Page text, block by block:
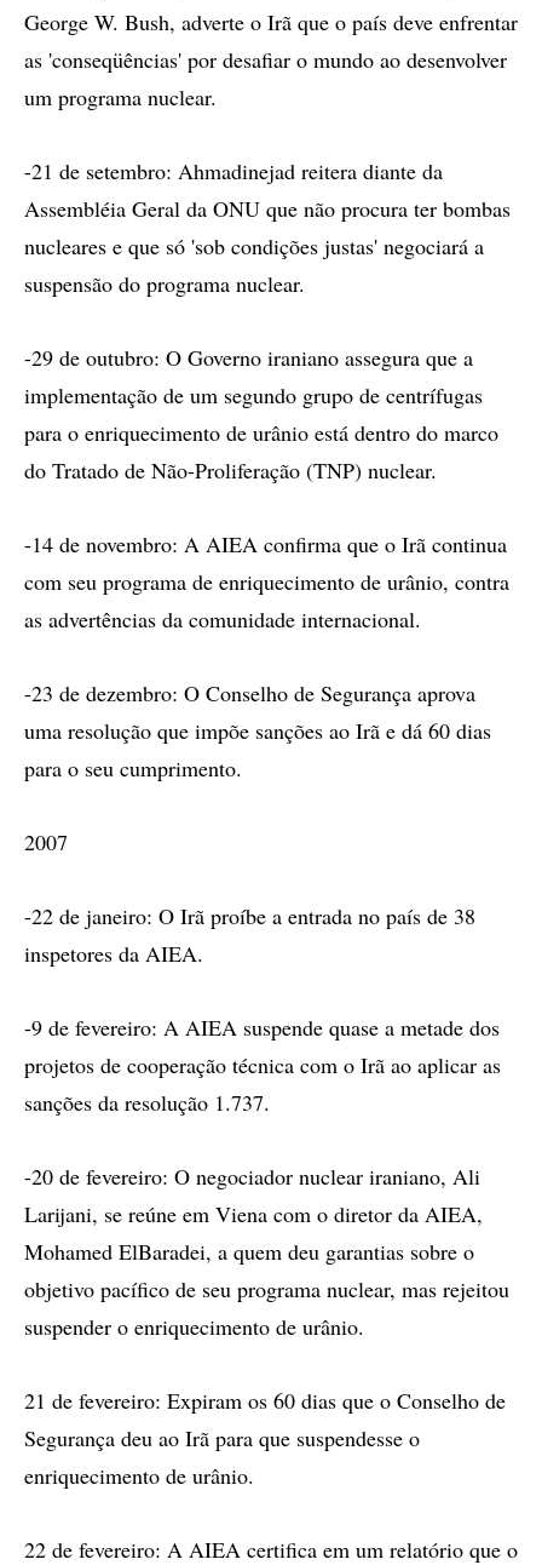
George W. Bush, adverte o Irã que o país deve enfrentar
as 'conseqüências' por desafiar o mundo ao desenvolver
um programa nuclear.
-21 de setembro: Ahmadinejad reitera diante da
Assembléia Geral da ONU que não procura ter bombas
nucleares e que só 'sob condições justas' negociará a
suspensão do programa nuclear.
-29 de outubro: O Governo iraniano assegura que a
implementação de um segundo grupo de centrífugas
para o enriquecimento de urânio está dentro do marco
do Tratado de Não-Proliferação (TNP) nuclear.
-14 de novembro: A AIEA confirma que o Irã continua
com seu programa de enriquecimento de urânio, contra
as advertências da comunidade internacional.
-23 de dezembro: O Conselho de Segurança aprova
uma resolução que impõe sanções ao Irã e dá 60 dias
para o seu cumprimento.
2007
-22 de janeiro: O Irã proíbe a entrada no país de 38
inspetores da AIEA.
-9 de fevereiro: A AIEA suspende quase a metade dos
projetos de cooperação técnica com o Irã ao aplicar as
sanções da resolução 1.737.
-20 de fevereiro: O negociador nuclear iraniano, Ali
Larijani, se reúne em Viena com o diretor da AIEA,
Mohamed ElBaradei, a quem deu garantias sobre o
objetivo pacífico de seu programa nuclear, mas rejeitou
suspender o enriquecimento de urânio.
21 de fevereiro: Expiram os 60 dias que o Conselho de
Segurança deu ao Irã para que suspendesse o
enriquecimento de urânio.
22 de fevereiro: A AIEA certifica em um relatório que o